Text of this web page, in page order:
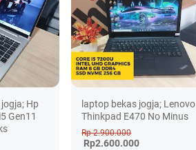
Hp
Gen11
laptop bekas jogja; Lenovo
Thinkpad E470 No Minus
Rp 2.900.000
Rp2.600.000